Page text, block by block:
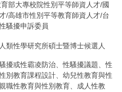
部大專校院性別平等師資人才/國
/高雄市性別平等教育師資人才/台
騷擾申訴委員
類性學研究所碩士暨博士候選人
擾或性霸凌防治、性騷擾議題、性
別教育課程設計、幼兒性教育與性
職性教育與性別教育、成人性教